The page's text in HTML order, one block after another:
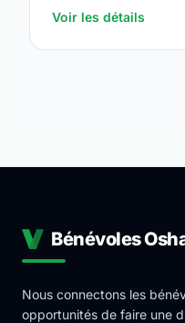
Voir les détails
Bénévoles
Nous connectons les
opportunités de faire une